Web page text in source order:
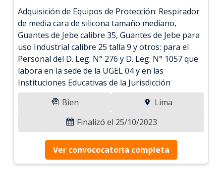
Adquisición de Equipos de Protección: Respirador
de media cara de silicona tamaño mediano,
Guantes de Jebe calibre 35, Guantes de Jebe para
uso Industrial calibre 25 talla 9 y otros: para el
Personal del D. Leg. N° 276 y D. Leg. N° 1057 que
labora en la sede de la UGEL 04 y en las
Instituciones Educativas de la Jurisdicción
Bien
Lima
Finalizó el 25/10/2023
Ver convococatoria completa